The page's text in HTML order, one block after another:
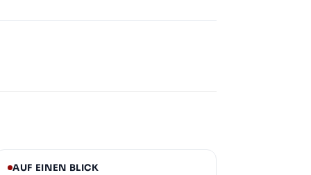
AUF EINEN BLICK